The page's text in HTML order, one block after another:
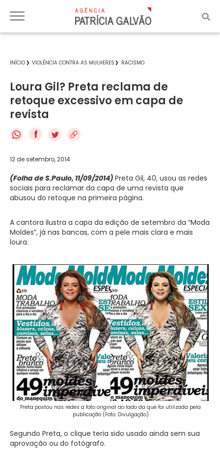
INÍCIO VIOLÊNCIA CONTRA AS MULHERES RACISMO
Loura Gil? Preta reclama de
retoque excessivo em capa de
revista
f
12 de setembro, 2014
(Folha de S.Paulo, 11/09/2014) Preta Gil, 40, usou as redes
sociais para reclamar da capa de uma revista que
abusou do retoque na primeira página.
A cantora ilustra a capa da edição de setembro da “Moda
Moldes”, já nas bancas, com a pele mais clara e mais
loura.
Preta postou nas redes a foto original ao lado da que foi utilizada pela
publicação (Foto: Divulgação)
Segundo Preta, o clique teria sido usado ainda sem sua
aprovação ou do fotógrafo.